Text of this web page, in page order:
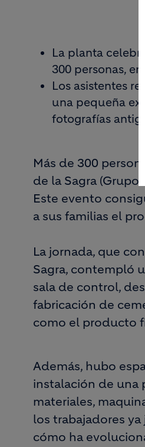
La planta
300 personas,
Los asistentes
una pequeña
fotografías
Más de 300
de la Sagra
Este evento
a sus familias el
La jornada, que
Sagra, contempló
sala de control,
fabricación de
como el producto
Además, hubo
instalación de una
materiales,
los trabajadores
cómo ha